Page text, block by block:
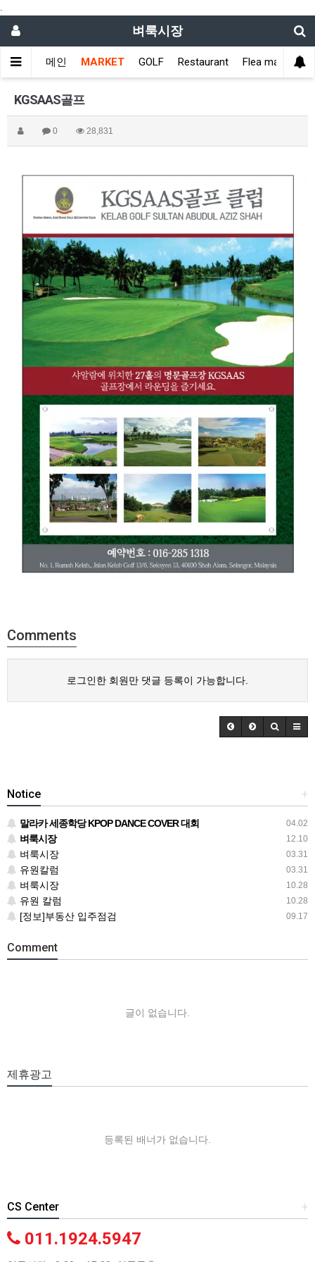
.
벼룩시장
메인 MARKET GOLF Restaurant Flea market
KGSAAS골프
0 28,831
Comments
로그인한 회원만 댓글 등록이 가능합니다.
+
Notice
04.02
말라카 세종학당 KPOP DANCE COVER 대회
12.10
벼룩시장
03.31
벼룩시장
03.31
유원칼럼
10.28
벼룩시장
10.28
유원 칼럼
09.17
[정보]부동산 입주점검
Comment
글이 없습니다.
제휴광고
등록된 배너가 없습니다.
+
CS Center
011.1924.5947